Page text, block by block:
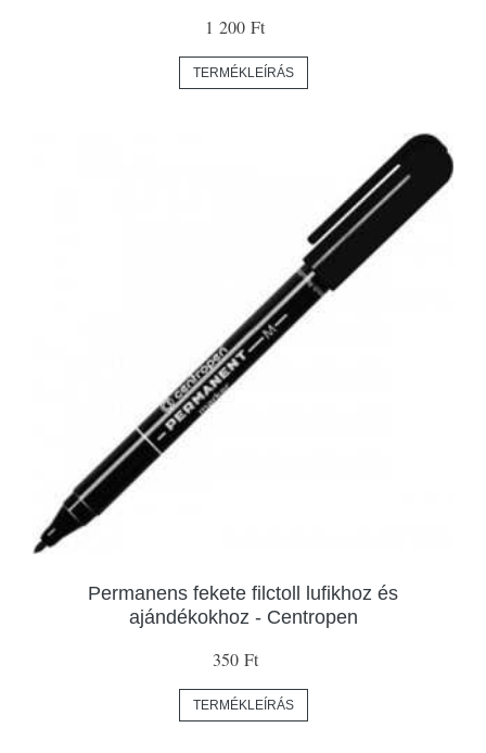
1 200 Ft
TERMÉKLEÍRÁS
Permanens fekete filctoll lufikhoz és
ajándékokhoz - Centropen
350 Ft
TERMÉKLEÍRÁS